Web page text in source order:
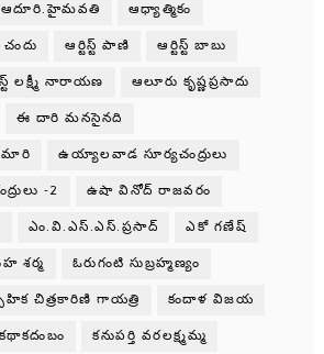
ఆదూరి.హైమవతి ఆధ్యాత్మికం
చందు ఆర్టిస్ట్ పాణి ఆర్టిస్ట్ బాబు
లక్ష్మీ నారాయణ ఆలూరు కృష్ణప్రసాదు
ఈ దారి మనసైనది
ఉయ్యాలవాడ సూర్యచంద్రులు
-2 ఉషా వినోద్ రాజవరం
ఎం.వి.ఎస్.ఎస్.ప్రసాద్ ఎకో గణేష్
శర్మ ఓరుగంటి సుబ్రహ్మణ్యం
చిత్రకారిణి గాయత్రి కందాళ విజయ
కథాకదంబం కనుపర్తి వరలక్ష్మమ్మ